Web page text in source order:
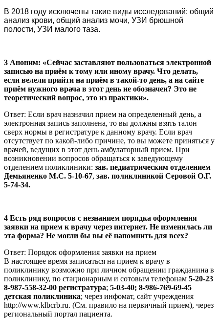
В 2018 году исключены такие виды исследований: общий
анализ крови, общий анализ мочи, УЗИ брюшной
полости, УЗИ малого таза.
3 Аноним: «Сейчас заставляют пользоваться электронной
записью на приём к тому или иному врачу. Что делать,
если велели прийти на приём в такой-то день, а на сайте
приём нужного врача в этот день не обозначен? Это не
теоретический вопрос, это из практики».
Ответ: Если врач назначил прием на определенный день, а
электронная запись заполнена, то вы должны взять талон
сверх нормы в регистратуре к данному врачу. Если врач
отсутствует по какой-либо причине, то вы можете приняться у
врачей, ведущих в этот день амбулаторный прием. При
возникновении вопросов обращаться к заведующему
отделением поликлиники: зав. педиатрическим отделением
Демьяненко М.С. 5-10-67, зав. поликлиникой Серовой О.Г.
5-74-34.
4 Есть ряд вопросов с незнанием порядка оформления
заявки на прием к врачу через интернет. Не изменилась ли
эта форма? Не могли бы вы её напомнить для всех?
Ответ: Порядок оформления заявки на прием
В настоящее время записаться на прием к врачу в
поликлинику возможно при личном обращении гражданина в
поликлинику, по стационарным и сотовым телефонам 5-20-23
8-987-558-32-00 регистратура; 5-03-40; 8-986-769-69-45
детская поликлиника; через инфомат, сайт учреждения
http://www.klbcrb.ru. (См. правило на первичный прием), через
региональный портал пациента.